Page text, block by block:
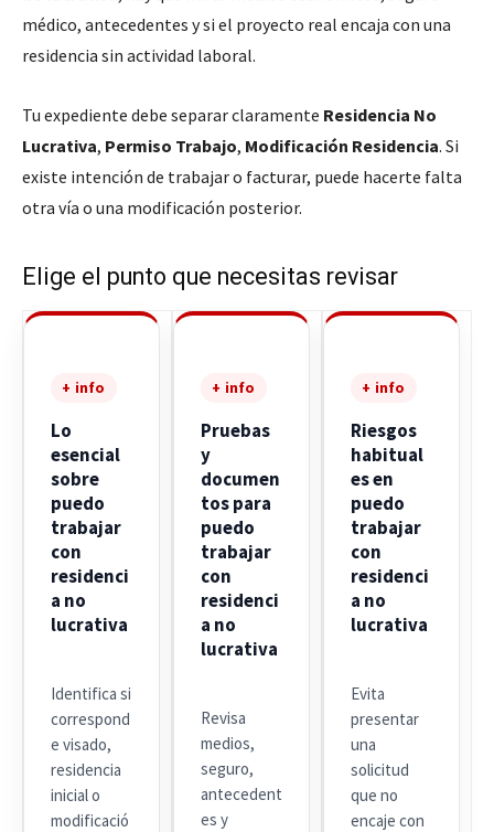
médico, antecedentes y si el proyecto real encaja con una
residencia sin actividad laboral.
Tu expediente debe separar claramente Residencia No
Lucrativa, Permiso Trabajo, Modificación Residencia. Si
existe intención de trabajar o facturar, puede hacerte falta
otra vía o una modificación posterior.
Elige el punto que necesitas revisar
+ info
Lo
esencial
sobre
puedo
trabajar
con
residenci
a no
lucrativa
Identifica si
correspond
e visado,
residencia
inicial o
modificació
+ info
Pruebas
y
documen
tos para
puedo
trabajar
con
residenci
a no
lucrativa
Revisa
medios,
seguro,
antecedent
es y
+ info
Riesgos
habitual
es en
puedo
trabajar
con
residenci
a no
lucrativa
Evita
presentar
una
solicitud
que no
encaje con